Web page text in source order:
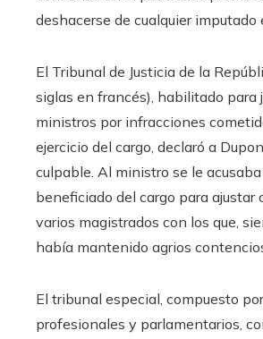
deshacerse de cualquier imputado
El Tribunal de Justicia de la
siglas en francés), habilitado para
ministros por infracciones
ejercicio del cargo, declaró a
culpable. Al ministro se le
beneficiado del cargo para ajustar
varios magistrados con los que,
había mantenido agrios
El tribunal especial, compuesto
profesionales y parlamentarios,